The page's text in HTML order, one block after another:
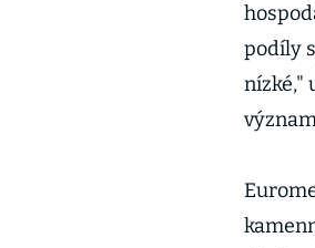
podíly
nízké,"